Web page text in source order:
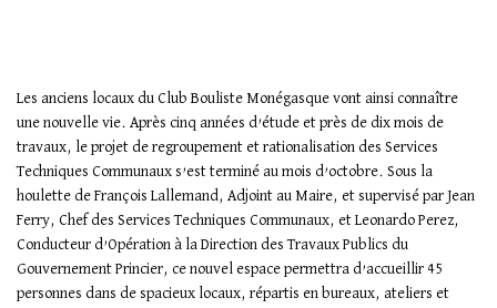
Les anciens locaux du Club Bouliste Monégasque vont ainsi connaître
une nouvelle vie. Après cinq années d’étude et près de dix mois de
travaux, le projet de regroupement et rationalisation des Services
Techniques Communaux s’est terminé au mois d’octobre. Sous la
houlette de François Lallemand, Adjoint au Maire, et supervisé par Jean
Ferry, Chef des Services Techniques Communaux, et Leonardo Perez,
Conducteur d’Opération à la Direction des Travaux Publics du
Gouvernement Princier, ce nouvel espace permettra d’accueillir 45
personnes dans de spacieux locaux, répartis en bureaux, ateliers et